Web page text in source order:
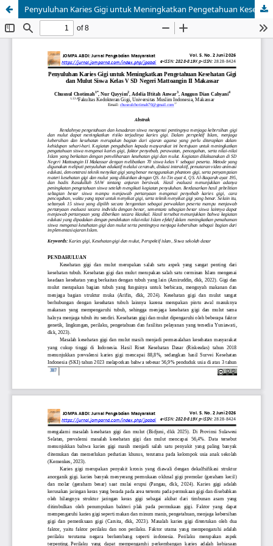
Penyuluhan Karies Gigi untuk Meningkatkan Pengetahuan Kesehatan Gigi dan Mulut Siswa Kelas V SD Negeri Mattoangin II Makassar